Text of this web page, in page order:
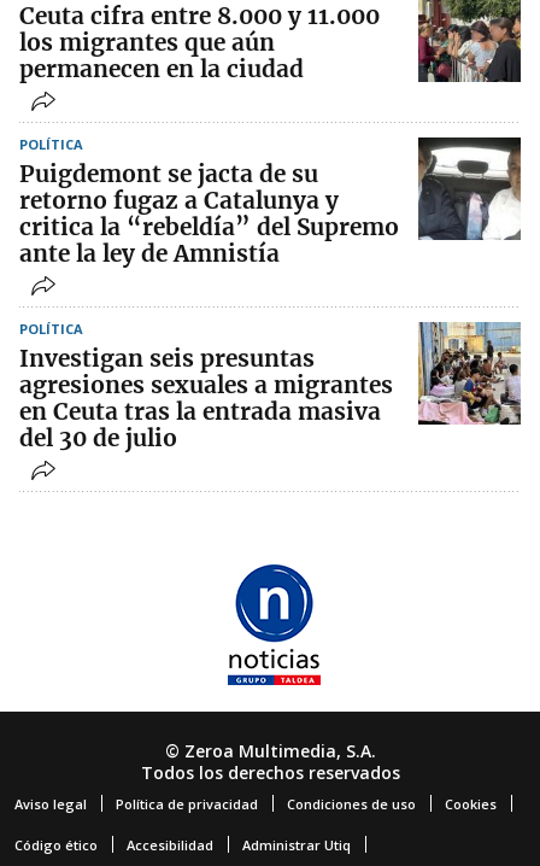
Ceuta cifra entre 8.000 y 11.000
los migrantes que aún
permanecen en la ciudad
POLÍTICA
Puigdemont se jacta de su
retorno fugaz a Catalunya y
critica la “rebeldía” del Supremo
ante la ley de Amnistía
POLÍTICA
Investigan seis presuntas
agresiones sexuales a migrantes
en Ceuta tras la entrada masiva
del 30 de julio
© Zeroa Multimedia, S.A.
Todos los derechos reservados
Aviso legal Política de privacidad Condiciones de uso Cookies
Código ético Accesibilidad Administrar Utiq